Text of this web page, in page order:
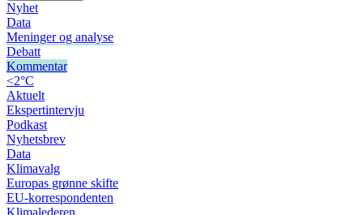
Nyhet
Data
Meninger og analyse
Debatt
Kommentar
<2°C
Aktuelt
Ekspertintervju
Podkast
Nyhetsbrev
Data
Klimavalg
Europas grønne skifte
EU-korrespondenten
Klimalederen